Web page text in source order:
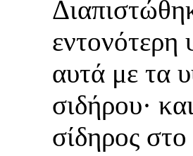
εντονότερη
αυτά με τα
σιδήρου·
σίδηρος